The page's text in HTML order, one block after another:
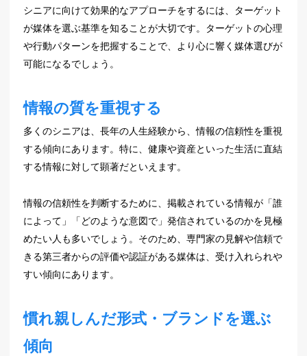
シニアに向けて効果的なアプローチをするには、ターゲット
が媒体を選ぶ基準を知ることが大切です。ターゲットの心理
や行動パターンを把握することで、より心に響く媒体選びが
可能になるでしょう。
情報の質を重視する
多くのシニアは、長年の人生経験から、情報の信頼性を重視
する傾向にあります。特に、健康や資産といった生活に直結
する情報に対して顕著だといえます。
情報の信頼性を判断するために、掲載されている情報が「誰
によって」「どのような意図で」発信されているのかを見極
めたい人も多いでしょう。そのため、専門家の見解や信頼で
きる第三者からの評価や認証がある媒体は、受け入れられや
すい傾向にあります。
慣れ親しんだ形式・ブランドを選ぶ
傾向